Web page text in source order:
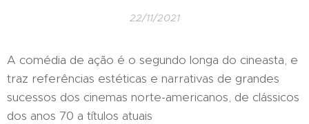
22/11/2021
A comédia de ação é o segundo longa do cineasta, e
traz referências estéticas e narrativas de grandes
sucessos dos cinemas norte-americanos, de clássicos
dos anos 70 a títulos atuais